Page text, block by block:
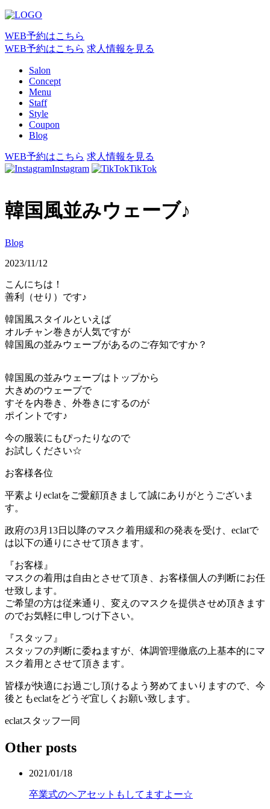
WEB予約はこちら
WEB予約はこちら 求人情報を見る
Salon
Concept
Menu
Staff
Style
Coupon
Blog
WEB予約はこちら 求人情報を見る
Instagram
TikTok
韓国風並みウェーブ♪
Blog
2023/11/12
こんにちは！
善利（せり）です♪
韓国風スタイルといえば
オルチャン巻きが人気ですが
韓国風の並みウェーブがあるのご存知ですか？
韓国風の並みウェーブはトップから
大きめのウェーブで
すそを内巻き、外巻きにするのが
ポイントです♪
今の服装にもぴったりなので
お試しください☆
お客様各位
平素よりeclatをご愛顧頂きまして誠にありがとうございま
す。
政府の3月13日以降のマスク着用緩和の発表を受け、eclatで
は以下の通りにさせて頂きます。
『お客様』
マスクの着用は自由とさせて頂き、お客様個人の判断にお任
せ致します。
ご希望の方は従来通り、変えのマスクを提供させめ頂きます
のでお気軽に申しつけ下さい。
『スタッフ』
スタッフの判断に委ねますが、体調管理徹底の上基本的にマ
スク着用とさせて頂きます。
皆様が快適にお過ごし頂けるよう努めてまいりますので、今
後ともeclatをどうぞ宜しくお願い致します。
eclatスタッフ一同
Other posts
2021/01/18
卒業式のヘアセットもしてますよー☆